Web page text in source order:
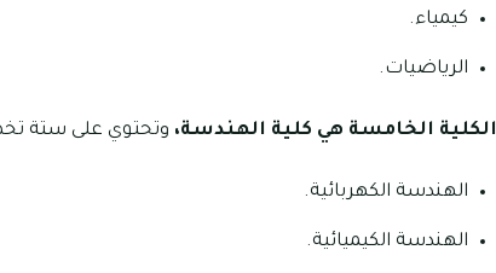
كيمياء.
الرياضيات.
الكلية الخامسة هي كلية الهندسة، وتحتوي على ستة
الهندسة الكهربائية.
الهندسة الكيميائية.